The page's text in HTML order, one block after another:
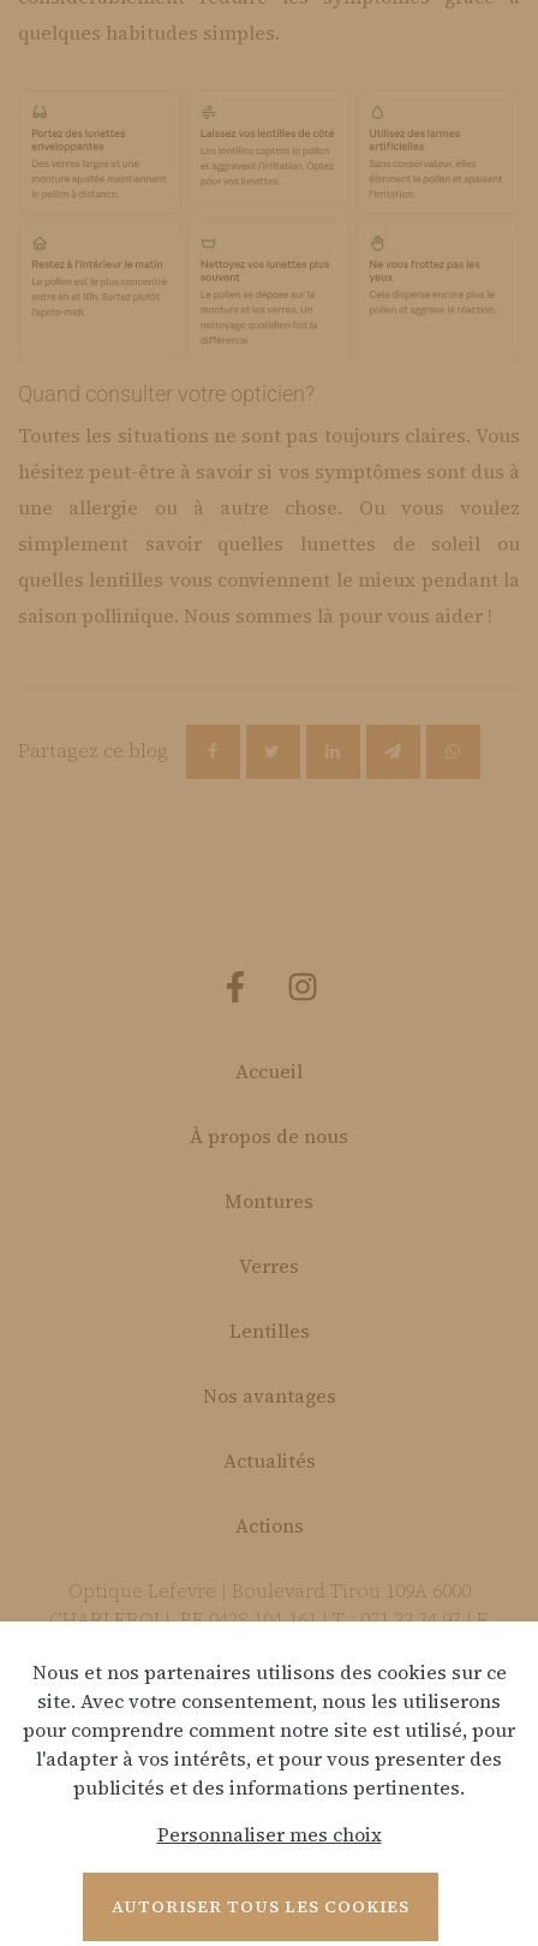
quelques habitudes simples.
Quand consulter votre opticien?
​Toutes les situations ne sont pas toujours claires. Vous
hésitez peut-être à savoir si vos symptômes sont dus à
une allergie ou à autre chose. Ou vous voulez
simplement savoir quelles lunettes de soleil ou
quelles lentilles vous conviennent le mieux pendant la
saison pollinique. Nous sommes là pour vous aider !
Partagez ce blog
Accueil
À propos de nous
Montures
Verres
Lentilles
Nos avantages
Actualités
Actions
Déclaration de confidentialité
Clause de non-responsabilité
Optique Lefevre | Boulevard Tirou 109A 6000
CHARLEROI | BE 0438.104.161 | T : 071 32 74 97 | E
Nous et nos partenaires utilisons des cookies sur ce
site. Avec votre consentement, nous les utiliserons
pour comprendre comment notre site est utilisé, pour
l'adapter à vos intérêts, et pour vous presenter des
publicités et des informations pertinentes.
Personnaliser mes choix
AUTORISER TOUS LES COOKIES